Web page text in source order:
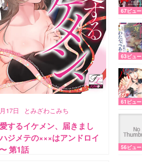
17日 とみざわこみち
するイケメン、届きまし
ジメテの×××はアンドロイ
第1話
67ビュー
63ビュー
61ビュー
56ビュー